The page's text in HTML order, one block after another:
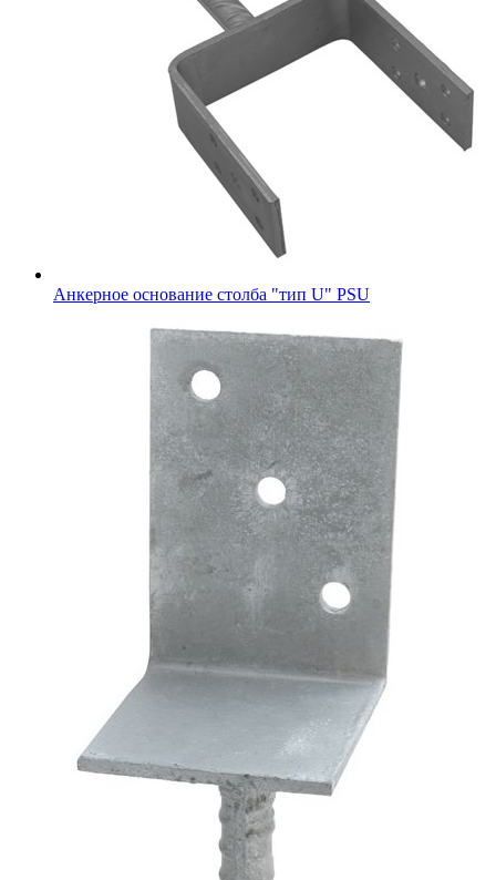
Анкерное основание столба "тип U" PSU